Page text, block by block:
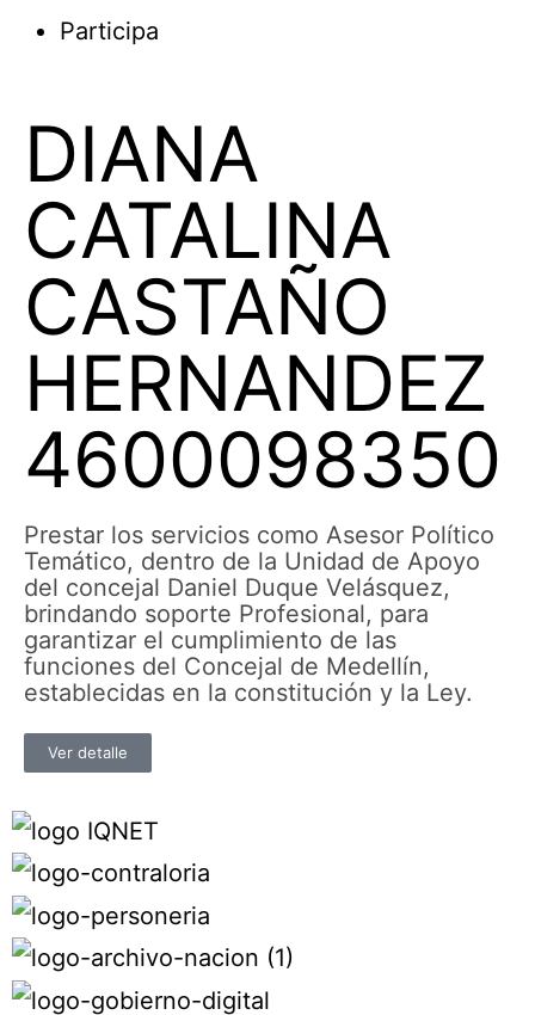
Participa
DIANA
CATALINA
CASTAÑO
HERNANDEZ
4600098350
Prestar los servicios como Asesor Político
Temático, dentro de la Unidad de Apoyo
del concejal Daniel Duque Velásquez,
brindando soporte Profesional, para
garantizar el cumplimiento de las
funciones del Concejal de Medellín,
establecidas en la constitución y la Ley.
Ver detalle